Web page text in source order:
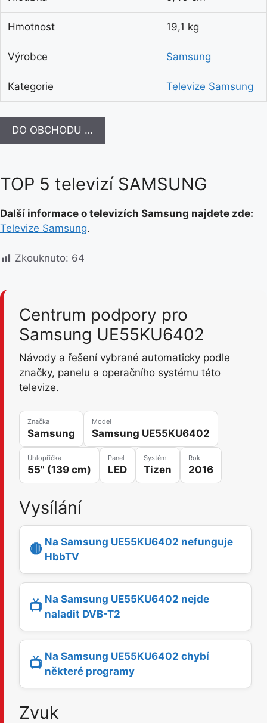
Hmotnost 19,1 kg
Výrobce Samsung
Kategorie Televize Samsung
DO OBCHODU …
TOP 5 televizí SAMSUNG
Další informace o televizích Samsung najdete zde:
Televize Samsung.
Zkouknuto: 64
Centrum podpory pro
Samsung UE55KU6402
Návody a řešení vybrané automaticky podle
značky, panelu a operačního systému této
televize.
Značka
Samsung
Model
Samsung UE55KU6402
Úhlopříčka
55" (139 cm)
Panel
LED
Systém
Tizen
Rok
2016
Vysílání
🔴 Na Samsung UE55KU6402 nefunguje
HbbTV
📺 Na Samsung UE55KU6402 nejde
naladit DVB-T2
📺 Na Samsung UE55KU6402 chybí
některé programy
Zvuk